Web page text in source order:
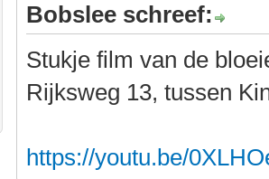
Bobslee schreef:
Stukje film van de
Rijksweg 13, tussen
https://youtu.be/